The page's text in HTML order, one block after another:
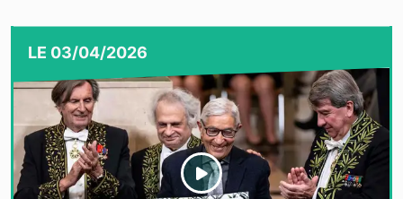
LE 03/04/2026